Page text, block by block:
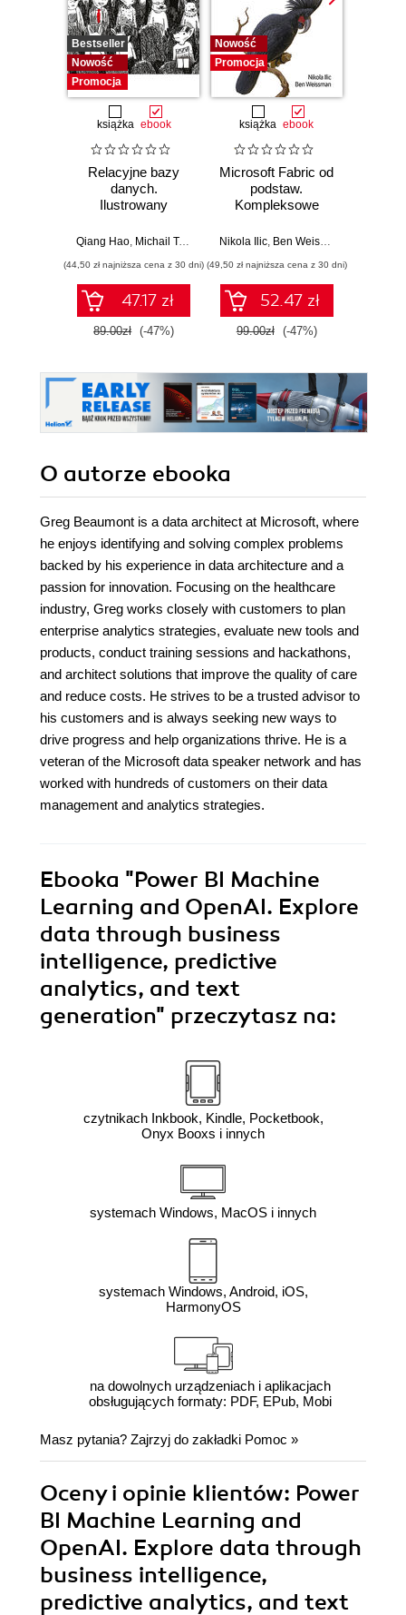
Bestseller
Nowość
Promocja
książka ebook
Relacyjne bazy
danych.
Ilustrowany
Qiang Hao, Michail Tsikerdekis
(44,50 zł najniższa cena z 30 dni)
47.17 zł
89.00zł (-47%)
Nowość
Promocja
książka ebook
Microsoft Fabric od
podstaw.
Kompleksowe
nowoczesnej
Nikola Ilic, Ben Weissman
(49,50 zł najniższa cena z 30 dni)
52.47 zł
99.00zł (-47%)
O autorze ebooka
Greg Beaumont is a data architect at Microsoft, where
he enjoys identifying and solving complex problems
backed by his experience in data architecture and a
passion for innovation. Focusing on the healthcare
industry, Greg works closely with customers to plan
enterprise analytics strategies, evaluate new tools and
products, conduct training sessions and hackathons,
and architect solutions that improve the quality of care
and reduce costs. He strives to be a trusted advisor to
his customers and is always seeking new ways to
drive progress and help organizations thrive. He is a
veteran of the Microsoft data speaker network and has
worked with hundreds of customers on their data
management and analytics strategies.
Ebooka "Power BI Machine
Learning and OpenAI. Explore
data through business
intelligence, predictive
analytics, and text
generation" przeczytasz na:
czytnikach Inkbook, Kindle, Pocketbook,
Onyx Booxs i innych
systemach Windows, MacOS i innych
systemach Windows, Android, iOS,
HarmonyOS
na dowolnych urządzeniach i aplikacjach
obsługujących formaty: PDF, EPub, Mobi
Masz pytania? Zajrzyj do zakładki Pomoc »
Oceny i opinie klientów: Power
BI Machine Learning and
OpenAI. Explore data through
business intelligence,
predictive analytics, and text